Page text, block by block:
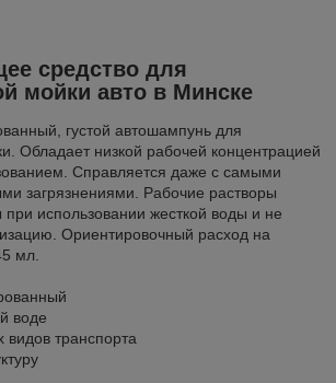
средство для
мойки авто в Минске
густой автошампунь для
Обладает низкой рабочей концентрацией
Справляется даже с самыми
загрязнениями. Рабочие растворы
при использовании жесткой воды и не
Ориентировочный расход на
мл.
воде
видов транспорта